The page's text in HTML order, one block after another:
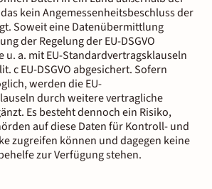
kein Angemessenheitsbeschluss der
Soweit eine Datenübermittlung
der Regelung der EU-DSGVO
u. a. mit EU-Standardvertragsklauseln
c EU-DSGVO abgesichert. Sofern
werden die EU-
durch weitere vertragliche
Es besteht dennoch ein Risiko,
auf diese Daten für Kontroll- und
zugreifen können und dagegen keine
zur Verfügung stehen.